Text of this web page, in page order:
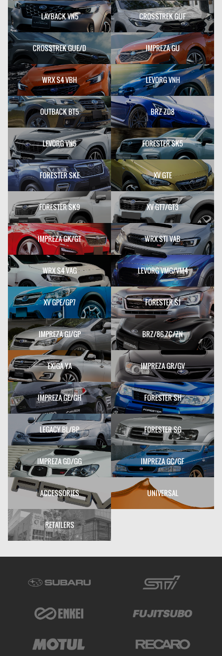
LAYBACK VN5 CROSSTREK GUF
CROSSTREK GUE/D IMPREZA GU
WRX S4 VBH LEVORG VNH
OUTBACK BT5 BRZ ZD8
LEVORG VN5 FORESTER SK5
FORESTER SKE XV GTE
FORESTER SK9 XV GT7/GT3
IMPREZA GK/GT WRX STI VAB
WRX S4 VAG LEVORG VMG/VM4
XV GPE/GP7 FORESTER SJ
IMPREZA GJ/GP BRZ/86 ZC/ZN
EXIGA YA IMPREZA GR/GV
IMPREZA GE/GH FORESTER SH
LEGACY BL/BP FORESTER SG
IMPREZA GD/GG IMPREZA GC/GF
ACCESSORIES UNIVERSAL
RETAILERS